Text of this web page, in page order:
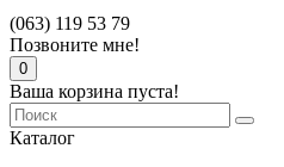
(063) 119 53 79
Позвоните мне!
0
Ваша корзина пуста!
Каталог